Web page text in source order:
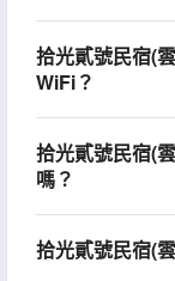
拾光貳號民宿(
WiFi？
拾光貳號民宿(
嗎？
拾光貳號民宿(